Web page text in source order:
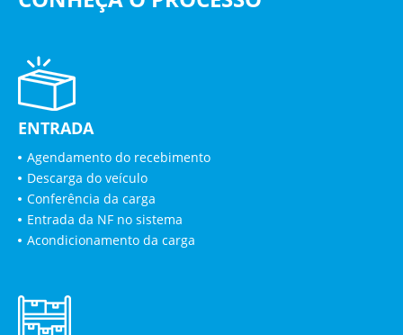
ENTRADA
Agendamento do recebimento
Descarga do veículo
Conferência da carga
Entrada da NF no sistema
Acondicionamento da carga